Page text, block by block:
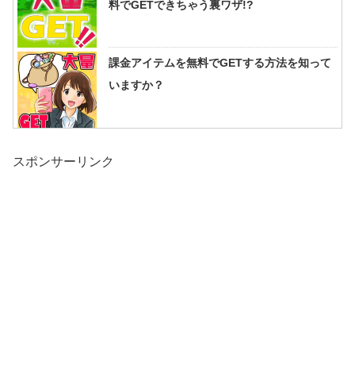
料でGETできちゃう裏ワザ!?
課金アイテムを無料でGETする方法を知って
いますか？
スポンサーリンク